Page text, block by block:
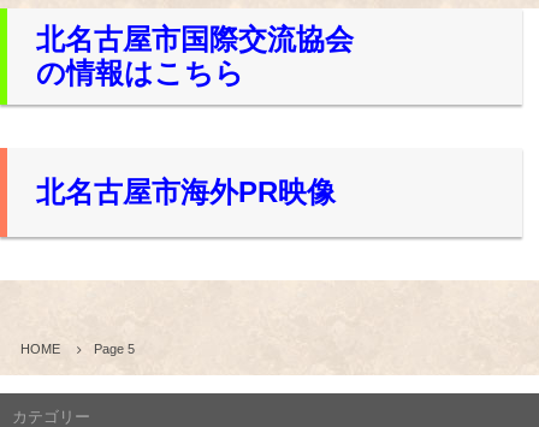
北名古屋市国際交流協会
の情報はこちら
北名古屋市海外PR映像
HOME Page 5
カテゴリー